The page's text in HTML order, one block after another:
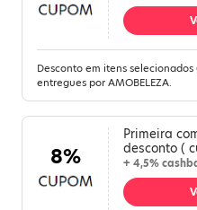
Desconto em itens
entregues por AMOBELEZA.
8%
Primeira
desconto (
+ 4,5%